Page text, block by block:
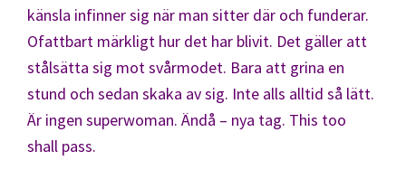
känsla infinner sig när man sitter där och funderar.
Ofattbart märkligt hur det har blivit. Det gäller att
stålsätta sig mot svårmodet. Bara att grina en
stund och sedan skaka av sig. Inte alls alltid så lätt.
Är ingen superwoman. Ändå – nya tag. This too
shall pass.